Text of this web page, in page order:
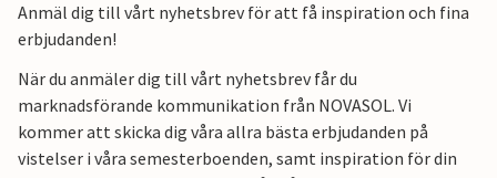
Anmäl dig till vårt nyhetsbrev för att få inspiration och fina
erbjudanden!
När du anmäler dig till vårt nyhetsbrev får du
marknadsförande kommunikation från NOVASOL. Vi
kommer att skicka dig våra allra bästa erbjudanden på
vistelser i våra semesterboenden, samt inspiration för din